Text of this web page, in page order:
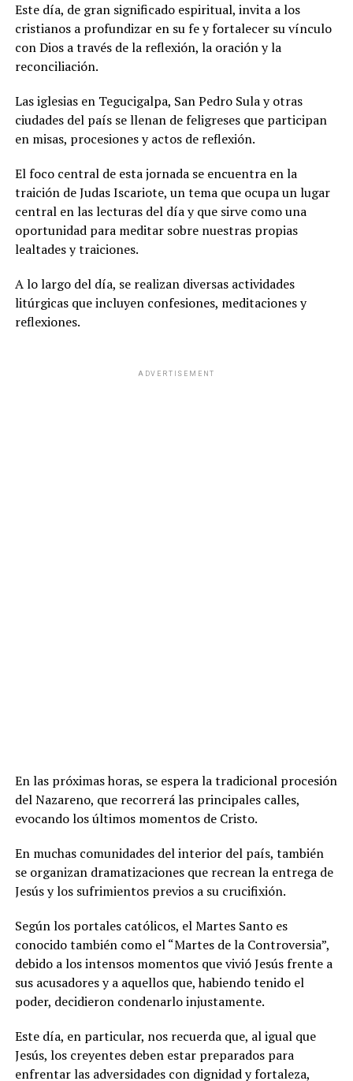
Este día, de gran significado espiritual, invita a los
cristianos a profundizar en su fe y fortalecer su vínculo
con Dios a través de la reflexión, la oración y la
reconciliación.
Las iglesias en Tegucigalpa, San Pedro Sula y otras
ciudades del país se llenan de feligreses que participan
en misas, procesiones y actos de reflexión.
El foco central de esta jornada se encuentra en la
traición de Judas Iscariote, un tema que ocupa un lugar
central en las lecturas del día y que sirve como una
oportunidad para meditar sobre nuestras propias
lealtades y traiciones.
A lo largo del día, se realizan diversas actividades
litúrgicas que incluyen confesiones, meditaciones y
reflexiones.
ADVERTISEMENT
En las próximas horas, se espera la tradicional procesión
del Nazareno, que recorrerá las principales calles,
evocando los últimos momentos de Cristo.
En muchas comunidades del interior del país, también
se organizan dramatizaciones que recrean la entrega de
Jesús y los sufrimientos previos a su crucifixión.
Según los portales católicos, el Martes Santo es
conocido también como el “Martes de la Controversia”,
debido a los intensos momentos que vivió Jesús frente a
sus acusadores y a aquellos que, habiendo tenido el
poder, decidieron condenarlo injustamente.
Este día, en particular, nos recuerda que, al igual que
Jesús, los creyentes deben estar preparados para
enfrentar las adversidades con dignidad y fortaleza,